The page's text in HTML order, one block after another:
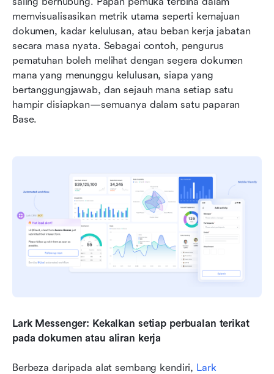
memvisualisasikan metrik utama seperti kemajuan
dokumen, kadar kelulusan, atau beban kerja jabatan
secara masa nyata. Sebagai contoh, pengurus
pematuhan boleh melihat dengan segera dokumen
mana yang menunggu kelulusan, siapa yang
bertanggungjawab, dan sejauh mana setiap satu
hampir disiapkan—semuanya dalam satu paparan
Base.
Lark Messenger: Kekalkan setiap perbualan terikat
pada dokumen atau aliran kerja
Berbeza daripada alat sembang kendiri, Lark